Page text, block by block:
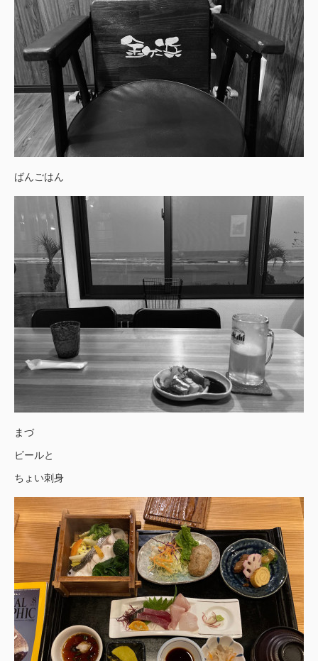
ばんごはん
まづ
ビールと
ちょい刺身